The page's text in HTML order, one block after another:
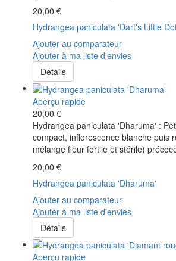
20,00 €
Hydrangea paniculata 'Dart's Little
Ajouter au comparateur
Ajouter à ma liste d'envies
Détails
Aperçu rapide
20,00 €
Hydrangea paniculata 'Dharuma' :
compact, inflorescence blanche puis
mélange fleur fertile et stérile)
20,00 €
Hydrangea paniculata 'Dharuma'
Ajouter au comparateur
Ajouter à ma liste d'envies
Détails
Aperçu rapide